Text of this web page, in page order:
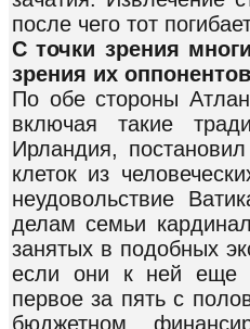
после чего тот
С точки зрения
зрения их
По обе стороны
включая такие
Ирландия,
клеток из
неудовольствие
делам семьи
занятых в подобных
если они к ней еще
первое за пять с
бюджетном